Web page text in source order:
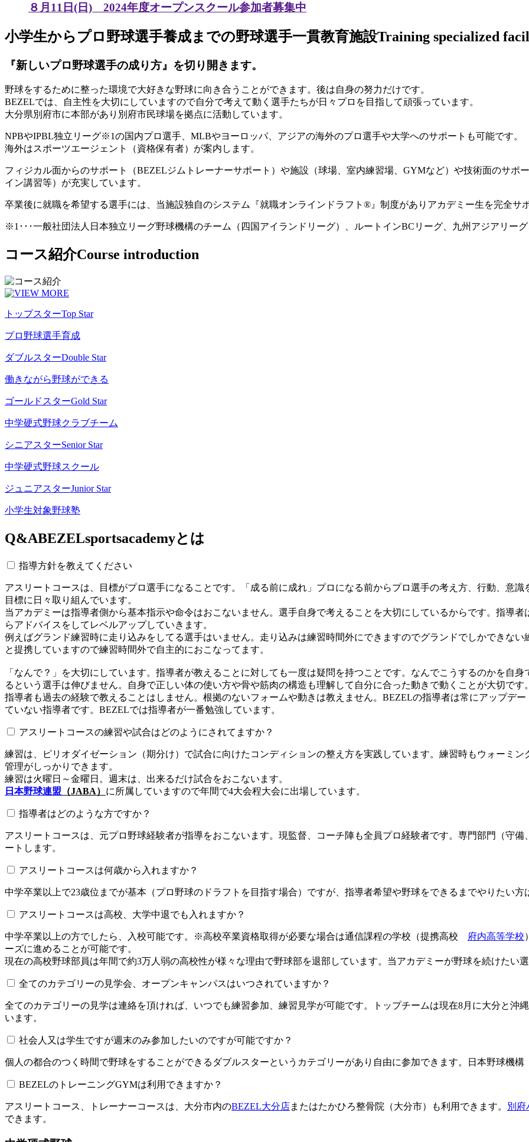
８月11日(日) 2024年度オープンスクール参加者募集中
小学生からプロ野球選手養成までの野球選手一貫教育施設Training specialized
『新しいプロ野球選手の成り方』を切り開きます。
野球をするために整った環境で大好きな野球に向き合うことができます。後は自身の努力だけです。
BEZELでは、自主性を大切にしていますので自分で考えて動く選手たちが日々プロを目指して頑張っています。
大分県別府市に本部があり別府市民球場を拠点に活動しています。
NPBやIPBL独立リーグ※1の国内プロ選手、MLBやヨーロッパ、アジアの海外のプロ選手や大学へのサポートも可能です。
海外はスポーツエージェント（資格保有者）が案内します。
フィジカル面からのサポート（BEZELジムトレーナーサポート）や施設（球場、室内練習場、GYMなど）や技術面のサポ
イン講習等）が充実しています。
卒業後に就職を希望する選手には、当施設独自のシステム『就職オンラインドラフト®』制度がありアカデミー生を完全サ
※1･･･一般社団法人日本独立リーグ野球機構のチーム（四国アイランドリーグ）、ルートインBCリーグ、九州アジアリー
コース紹介Course introduction
トップスターTop Star
プロ野球選手育成
ダブルスターDouble Star
働きながら野球ができる
ゴールドスターGold Star
中学硬式野球クラブチーム
シニアスターSenior Star
中学硬式野球スクール
ジュニアスターJunior Star
小学生対象野球塾
Q&ABEZELsportsacademyとは
指導方針を教えてください
アスリートコースは、目標がプロ選手になることです。「成る前に成れ」プロになる前からプロ選手の考え方、行動、意
目標に日々取り組んでいます。
当アカデミーは指導者側から基本指示や命令はおこないません。選手自身で考えることを大切にしているからです。指導
らアドバイスをしてレベルアップしていきます。
例えばグランド練習時に走り込みをしてる選手はいません。走り込みは練習時間外にできますのでグランドでしかできな
と提携していますので練習時間外で自主的におこなってます。
「なんで？」を大切にしています。指導者が教えることに対しても一度は疑問を持つことです。なんでこうするのかを自
るという選手は伸びません。自身で正しい体の使い方や骨や筋肉の構造も理解して自分に合った動きで動くことが大切です
指導者も過去の経験で教えることはしません。根拠のないフォームや動きは教えません。BEZELの指導者は常にアップデ
ていない指導者です。BEZELでは指導者が一番勉強しています。
アスリートコースの練習や試合はどのようにされてますか？
練習は、ピリオダイゼーション（期分け）で試合に向けたコンディションの整え方を実践しています。練習時もウォーミ
管理がしっかりできます。
練習は火曜日～金曜日。週末は、出来るだけ試合をおこないます。
日本野球連盟 （JABA） に所属していますので年間で4大会程大会に出場しています。
指導者はどのような方ですか？
アスリートコースは、元プロ野球経験者が指導をおこないます。現監督、コーチ陣も全員プロ経験者です。専門部門（守
ートします。
アスリートコースは何歳から入れますか？
中学卒業以上で23歳位までが基本（プロ野球のドラフトを目指す場合）ですが、指導者希望や野球をできるまでやりたい方
アスリートコースは高校、大学中退でも入れますか？
中学卒業以上の方でしたら、入校可能です。※高校卒業資格取得が必要な場合は通信課程の学校（提携高校 府内高等学校
ーズに進めることが可能です。
現在の高校野球部員は年間で約3万人弱の高校性が様々な理由で野球部を退部しています。当アカデミーが野球を続けたい
全てのカテゴリーの見学会、オープンキャンパスはいつされていますか？​​​​​
全てのカテゴリーの見学は連絡を頂ければ、いつでも練習参加、練習見学が可能です。トップチームは現在8月に大分と沖
います。
社会人又は学生ですが週末のみ参加したいのですが可能ですか？
個人の都合のつく時間で野球をすることができるダブルスターというカテゴリーがあり自由に参加できます。日本野球機
BEZELのトレーニングGYMは利用できますか？​​​​​
アスリートコース、トレーナーコースは、大分市内のBEZEL大分店またはたかひろ整骨院（大分市）も利用できます。
別府
できます。